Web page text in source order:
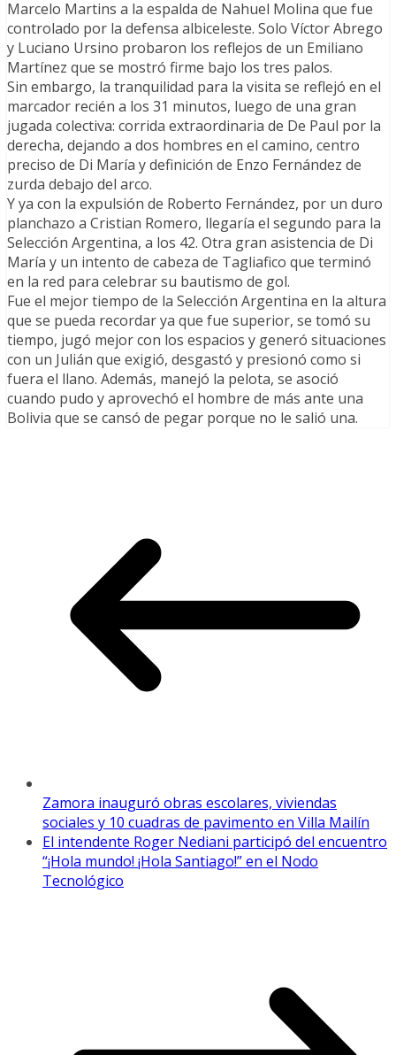
Marcelo Martins a la espalda de Nahuel Molina que fue
controlado por la defensa albiceleste. Solo Víctor Abrego
y Luciano Ursino probaron los reflejos de un Emiliano
Martínez que se mostró firme bajo los tres palos.
Sin embargo, la tranquilidad para la visita se reflejó en el
marcador recién a los 31 minutos, luego de una gran
jugada colectiva: corrida extraordinaria de De Paul por la
derecha, dejando a dos hombres en el camino, centro
preciso de Di María y definición de Enzo Fernández de
zurda debajo del arco.
Y ya con la expulsión de Roberto Fernández, por un duro
planchazo a Cristian Romero, llegaría el segundo para la
Selección Argentina, a los 42. Otra gran asistencia de Di
María y un intento de cabeza de Tagliafico que terminó
en la red para celebrar su bautismo de gol.
Fue el mejor tiempo de la Selección Argentina en la altura
que se pueda recordar ya que fue superior, se tomó su
tiempo, jugó mejor con los espacios y generó situaciones
con un Julián que exigió, desgastó y presionó como si
fuera el llano. Además, manejó la pelota, se asoció
cuando pudo y aprovechó el hombre de más ante una
Bolivia que se cansó de pegar porque no le salió una.
Zamora inauguró obras escolares, viviendas
sociales y 10 cuadras de pavimento en Villa Mailín
El intendente Roger Nediani participó del encuentro
“¡Hola mundo! ¡Hola Santiago!” en el Nodo
Tecnológico